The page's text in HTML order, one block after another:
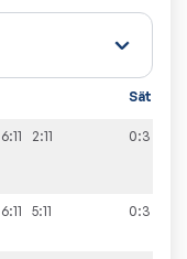
Sätze
6:11 2:11 0:3
6:11 5:11 0:3